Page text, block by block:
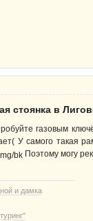
стоянка в
газовым
У самого такая
Поэтому могу
и дамка